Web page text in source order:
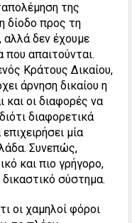
της
δίοδο προς τη
αλλά δεν έχουμε
απαιτούνται.
Κράτους Δικαίου,
άρνηση δικαίου η
και οι διαφορές να
διαφορετικά
μία
Συνεπώς,
και πιο γρήγορο,
σύστημα.
οι χαμηλοί φόροι